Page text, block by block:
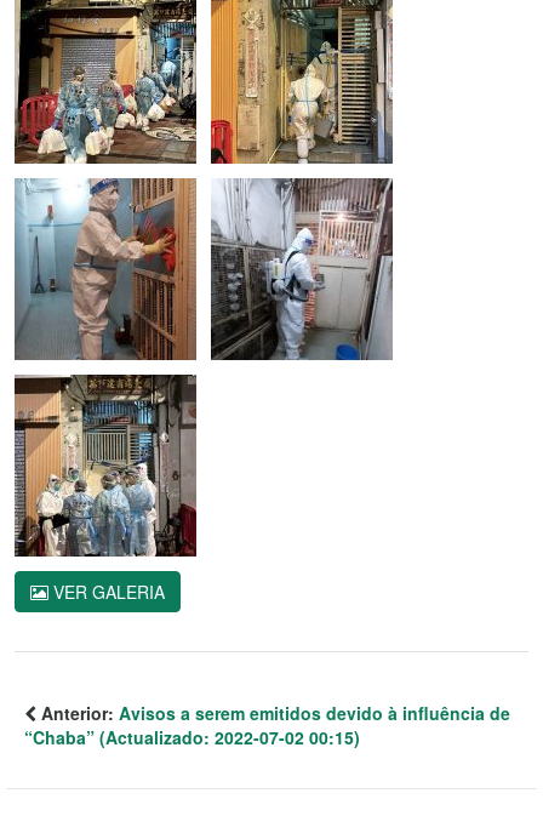
VER GALERIA
Anterior: Avisos a serem emitidos devido à influência de
“Chaba” (Actualizado: 2022-07-02 00:15)